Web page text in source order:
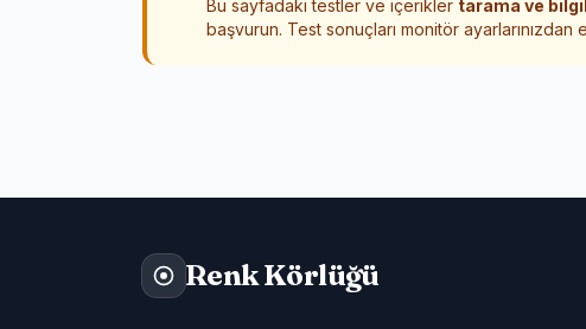
Bu sayfadaki testler ve içerikler tarama ve
başvurun. Test sonuçları monitör ayarlarınızdan
Renk Körlüğü